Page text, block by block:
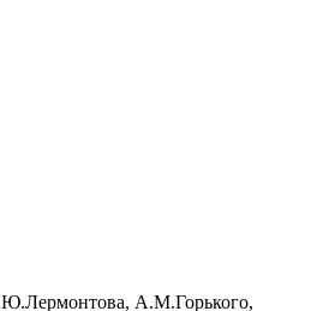
А.М.Горького,